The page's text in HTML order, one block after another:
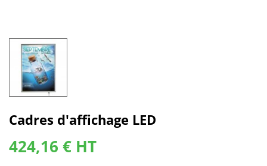
Cadres d'affichage LED
424,16 € HT